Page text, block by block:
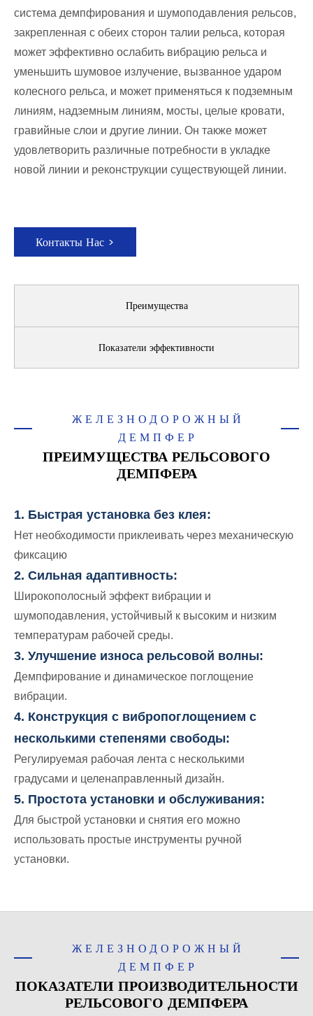
система демпфирования и шумоподавления рельсов,
закрепленная с обеих сторон талии рельса, которая
может эффективно ослабить вибрацию рельса и
уменьшить шумовое излучение, вызванное ударом
колесного рельса, и может применяться к подземным
линиям, надземным линиям, мосты, целые кровати,
гравийные слои и другие линии. Он также может
удовлетворить различные потребности в укладке
новой линии и реконструкции существующей линии.
Контакты Нас >
Преимущества
Показатели эффективности
ЖЕЛЕЗНОДОРОЖНЫЙ
ДЕМПФЕР
ПРЕИМУЩЕСТВА РЕЛЬСОВОГО
ДЕМПФЕРА
1. Быстрая установка без клея:
Нет необходимости приклеивать через механическую
фиксацию
2. Сильная адаптивность:
Широкополосный эффект вибрации и
шумоподавления, устойчивый к высоким и низким
температурам рабочей среды.
3. Улучшение износа рельсовой волны:
Демпфирование и динамическое поглощение
вибрации.
4. Конструкция с вибропоглощением с
несколькими степенями свободы:
Регулируемая рабочая лента с несколькими
градусами и целенаправленный дизайн.
5. Простота установки и обслуживания:
Для быстрой установки и снятия его можно
использовать простые инструменты ручной
установки.
ЖЕЛЕЗНОДОРОЖНЫЙ
ДЕМПФЕР
ПОКАЗАТЕЛИ ПРОИЗВОДИТЕЛЬНОСТИ
РЕЛЬСОВОГО ДЕМПФЕРА